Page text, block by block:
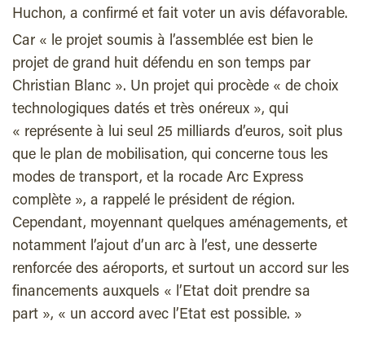
Huchon, a confirmé et fait voter un avis défavorable.
Car « le projet soumis à l’assemblée est bien le
projet de grand huit défendu en son temps par
Christian Blanc ». Un projet qui procède « de choix
technologiques datés et très onéreux », qui
« représente à lui seul 25 milliards d’euros, soit plus
que le plan de mobilisation, qui concerne tous les
modes de transport, et la rocade Arc Express
complète », a rappelé le président de région.
Cependant, moyennant quelques aménagements, et
notamment l’ajout d’un arc à l’est, une desserte
renforcée des aéroports, et surtout un accord sur les
financements auxquels « l’Etat doit prendre sa
part », « un accord avec l’Etat est possible. »